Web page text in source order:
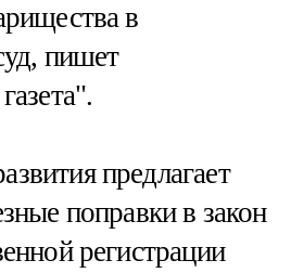
в
пишет
предлагает
поправки в закон
регистрации